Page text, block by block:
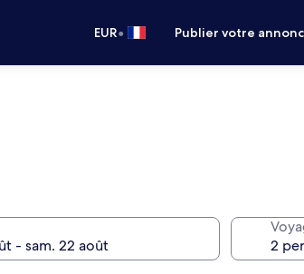
EUR• Publier votre